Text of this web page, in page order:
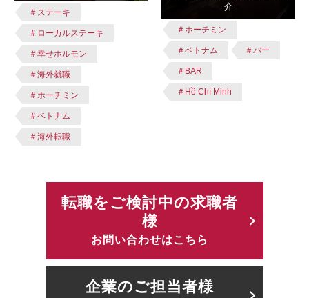
＃ステーキ
＃ローカルステーキ
＃幸せホルモン
＃海外就職
＃ホーチミン
＃ベトナム
＃海外転職
介
＃ホーチミン
＃ベトナム ＃バー
＃BAR
＃Hồ Chí Minh
転職をご検討中の求職者
様
お問い合わせはこちら
企業のご担当者様